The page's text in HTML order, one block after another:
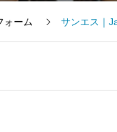
ォーム サンエス｜